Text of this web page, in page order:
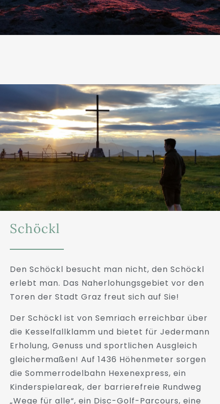
Schöckl
Den Schöckl besucht man nicht, den Schöckl
erlebt man. Das Naherlohungsgebiet vor den
Toren der Stadt Graz freut sich auf Sie!
Der Schöckl ist von Semriach erreichbar über
die Kesselfallklamm und bietet für Jedermann
Erholung, Genuss und sportlichen Ausgleich
gleichermaßen! Auf 1436 Höhenmeter sorgen
die Sommerrodelbahn Hexenexpress, ein
Kinderspielareak, der barrierefreie Rundweg
„Wege für alle“, ein Disc-Golf-Parcours, eine